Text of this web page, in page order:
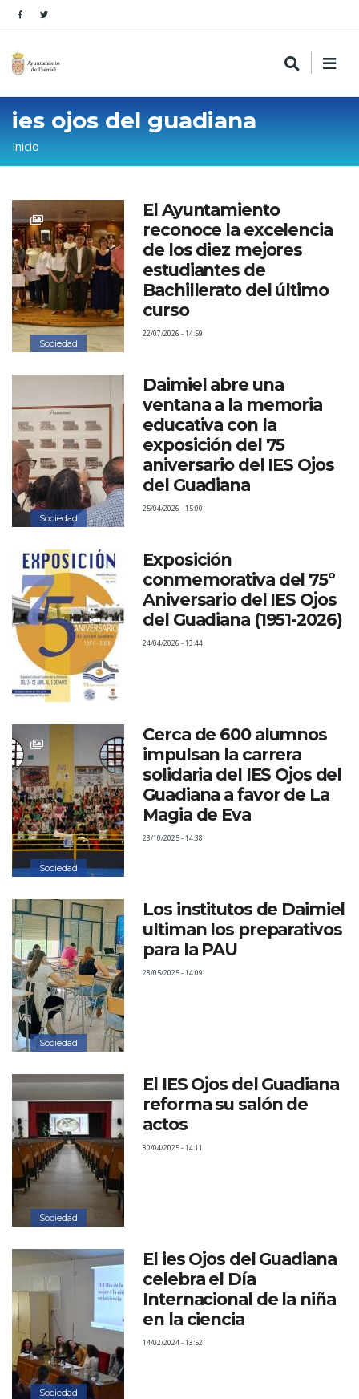
ies ojos del guadiana
Sobrescribir
enlaces
de
ayuda
a
la
navegación
Inicio
Sociedad
El Ayuntamiento
reconoce la excelencia
de los diez mejores
estudiantes de
Bachillerato del último
curso
22/07/2026 - 14:59
Sociedad
Daimiel abre una
ventana a la memoria
educativa con la
exposición del 75
aniversario del IES Ojos
del Guadiana
25/04/2026 - 15:00
Exposición
conmemorativa del 75º
Aniversario del IES Ojos
del Guadiana (1951-2026)
24/04/2026 - 13:44
Sociedad
Cerca de 600 alumnos
impulsan la carrera
solidaria del IES Ojos del
Guadiana a favor de La
Magia de Eva
23/10/2025 - 14:38
Sociedad
Los institutos de Daimiel
ultiman los preparativos
para la PAU
28/05/2025 - 14:09
Sociedad
El IES Ojos del Guadiana
reforma su salón de
actos
30/04/2025 - 14:11
Sociedad
El ies Ojos del Guadiana
celebra el Día
Internacional de la niña
en la ciencia
14/02/2024 - 13:52